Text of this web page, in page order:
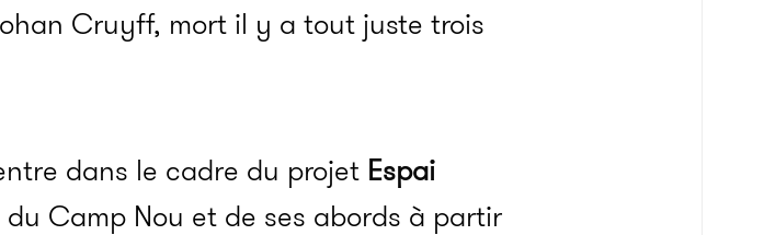
Cruyff, mort il y a tout juste trois
dans le cadre du projet Espai
Camp Nou et de ses abords à partir